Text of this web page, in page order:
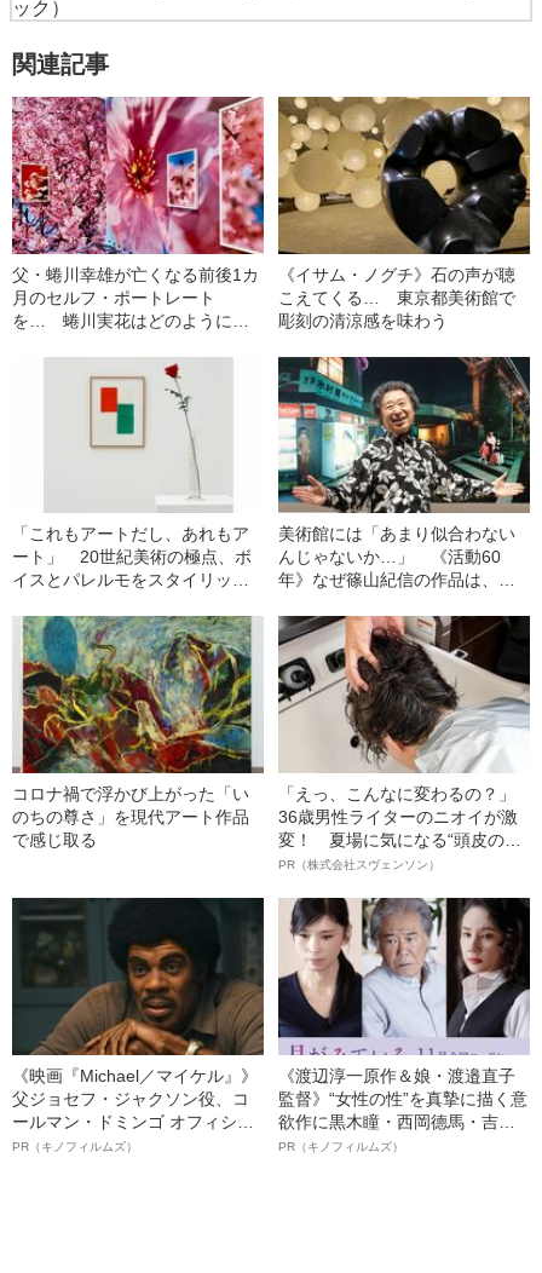
ック）
関連記事
父・蜷川幸雄が亡くなる前後1カ
月のセルフ・ポートレート
を… 蜷川実花はどのように
《イサム・ノグチ》石の声が聴
こえてくる… 東京都美術館で
彫刻の清涼感を味わう
「これもアートだし、あれもア
ート」 20世紀美術の極点、ボ
イスとパレルモをスタイリッシ
美術館には「あまり似合わない
んじゃないか…」 《活動60
年》なぜ篠山紀信の作品は、東
れなかったのか
コロナ禍で浮かび上がった「い
のちの尊さ」を現代アート作品
で感じ取る
「えっ、こんなに変わるの？」
36歳男性ライターのニオイが激
変！ 夏場に気になる“頭皮のニ
オイ”や“ベタつき”を解消す
ト”が生み出した徹底ケアとは
PR（株式会社スヴェンソン）
《映画『Michael／マイケル』》
父ジョセフ・ジャクソン役、コ
ールマン・ドミンゴ オフィシャ
ルインタビュー“観客を魅了した
PR（キノフィルムズ）
《渡辺淳一原作＆娘・渡邉直子
監督》“女性の性”を真摯に描く意
欲作に黒木瞳・西岡德馬・吉田
羊が出演決定！《映画『月がみ
PR（キノフィルムズ）